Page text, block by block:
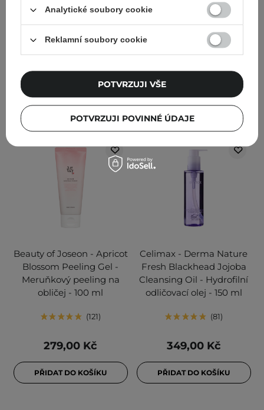
rýžovým extraktem - 60
169
217,00 Kč
PŘIDAT DO KOŠÍKU
83
341,00 Kč
PŘIDAT DO KOŠÍKU
Beauty of Joseon - Apricot
Blossom Peeling Gel -
Meruňkový peeling na
obličej - 100 ml
121
279,00 Kč
PŘIDAT DO KOŠÍKU
Celimax - Derma Nature
Fresh Blackhead Jojoba
Cleansing Oil - Hydrofilní
odličovací olej - 150 ml
81
349,00 Kč
PŘIDAT DO KOŠÍKU
Analytické soubory cookie
Reklamní soubory cookie
POTVRZUJI POVINNÉ ÚDAJE
POTVRZUJI VŠE